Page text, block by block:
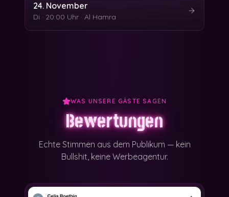
24. November
Di · 20:00 Uhr · Al Hamra
WAS UNSERE GÄSTE SAGEN
Bewertungen
Echte Stimmen aus dem Publikum — kein
Bullshit, keine Werbeagentur.